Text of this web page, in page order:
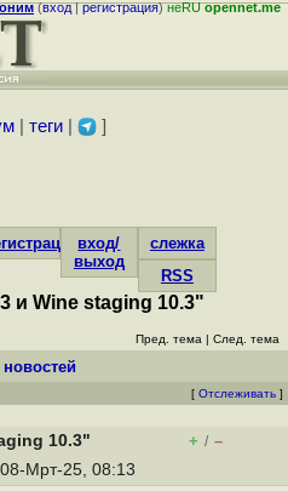
(вход|регистрация)неRUopennet.me
| теги| ]
вход/
выход
слежка
RSS
и Wine staging 10.3"
Пред. тема | След. тема
[ Отслеживать ]
10.3" + / –
Мрт-25, 08:13